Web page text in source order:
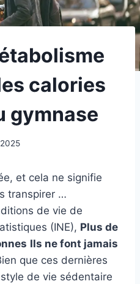
calories
gymnase
et cela ne signifie
transpirer …
de vie de
(INE), Plus de
Ils ne font jamais
que ces dernières
de vie sédentaire